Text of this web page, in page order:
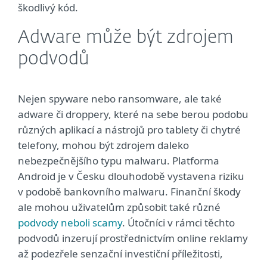
škodlivý kód.
Adware může být zdrojem
podvodů
Nejen spyware nebo ransomware, ale také
adware či droppery, které na sebe berou podobu
různých aplikací a nástrojů pro tablety či chytré
telefony, mohou být zdrojem daleko
nebezpečnějšího typu malwaru. Platforma
Android je v Česku dlouhodobě vystavena riziku
v podobě bankovního malwaru. Finanční škody
ale mohou uživatelům způsobit také různé
podvody neboli scamy. Útočníci v rámci těchto
podvodů inzerují prostřednictvím online reklamy
až podezřele senzační investiční příležitosti,